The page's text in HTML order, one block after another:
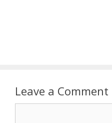
Leave a Comment